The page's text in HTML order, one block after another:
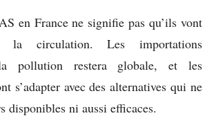
en France ne signifie pas qu’ils vont
la circulation. Les importations
pollution restera globale, et les
s’adapter avec des alternatives qui ne
disponibles ni aussi efficaces.